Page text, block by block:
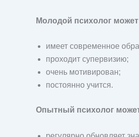
Молодой психолог
имеет современное
проходит супервизию;
очень мотивирован;
постоянно учится.
Опытный психолог